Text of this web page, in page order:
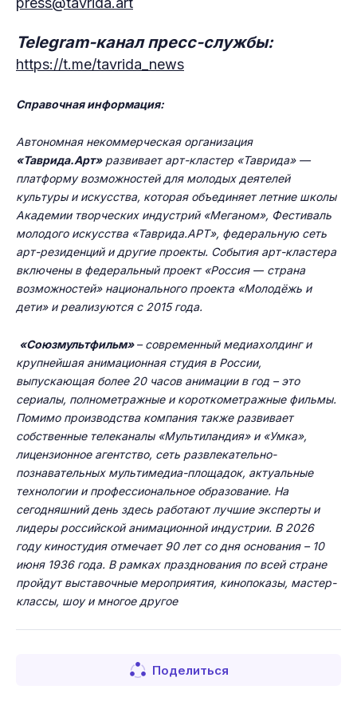
Telegram-канал пресс-службы:
https://t.me/tavrida_news
Справочная информация:
Автономная некоммерческая организация
«Таврида.Арт»развивает арт-кластер «Таврида» —
платформу возможностей для молодых деятелей
культуры и искусства, которая объединяет летние школы
Академии творческих индустрий «Меганом», Фестиваль
молодого искусства «Таврида.АРТ», федеральную сеть
арт-резиденций и другие проекты. События арт-кластера
включены в федеральный проект «Россия — страна
возможностей» национального проекта «Молодёжь и
дети» и реализуются с 2015 года.
«Союзмультфильм»– современный медиахолдинг и
крупнейшая анимационная студия в России,
выпускающая более 20 часов анимации в год – это
сериалы, полнометражные и короткометражные фильмы.
Помимо производства компания также развивает
собственные телеканалы «Мультиландия» и «Умка»,
лицензионное агентство, сеть развлекательно-
познавательных мультимедиа-площадок, актуальные
технологии и профессиональное образование. На
сегодняшний день здесь работают лучшие эксперты и
лидеры российской анимационной индустрии. В 2026
году киностудия отмечает 90 лет со дня основания – 10
июня 1936 года. В рамках празднования по всей стране
пройдут выставочные мероприятия, кинопоказы, мастер-
классы, шоу и многое другое
Поделиться